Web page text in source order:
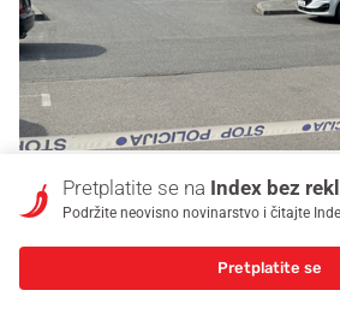
Pretplatite se na Index bez
Podržite neovisno novinarstvo i čitajte
Pretplatite se